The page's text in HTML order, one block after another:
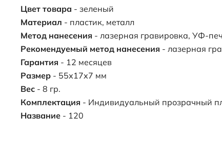
Цвет товара - зеленый
Материал - пластик, металл
Метод нанесения - лазерная гравировка, УФ-
Рекомендуемый метод нанесения - лазерная
Гарантия - 12 месяцев
Размер - 55х17х7 мм
Вес - 8 гр.
Комплектация - Индивидуальный прозрачный
Название - 120